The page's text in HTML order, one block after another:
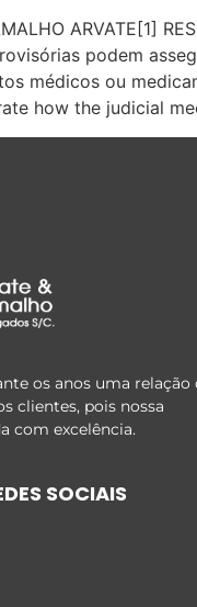
ARVATE[1]
podem
médicos ou
how the judicial
os anos uma relação
clientes, pois nossa
com excelência.
SOCIAIS